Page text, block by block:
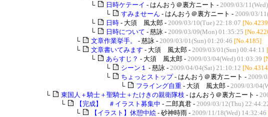
└
日時ケテーイ - はんおう＠裏方ニート - 2009/03/
└
すみませーん - はんおう＠裏方ニート - 2009/03/
└
日時 - 大須 風太郎 - 2009/03/10(Tue) 22:18:07
└
日時について - 慈詠 - 2009/03/09(Mon) 01:35:25
└
文章作業挙手。 - 慈詠 - 2009/03/01(Sun) 01:20:46 [No.4185]
└
文章書いてみます - 大須 風太郎 - 2009/03/01(Sun) 00:44:11
└
あらすじ？ - 大須 風太郎 - 2009/03/04(Wed) 01:03:39
└
シーン１ - 慈詠 - 2009/04/04(Sat) 21:10:12
└
ちょっとストップ- はんおう＠裏方ニート - 2009/
└
フライング自重 - 大須 風太郎 - 2009/03/
└
東国人＋騎士＋聖騎士＋たけきの親衛隊枝 - はんおう＠裏方ニート -
└
【完成】 ＃イラスト募集中 - 二郎真君 - 2009/03/12(Thu)
└
【イラスト】休憩中絵 - 砂神時雨 - 2009/11/18(Wed) 14:32:46